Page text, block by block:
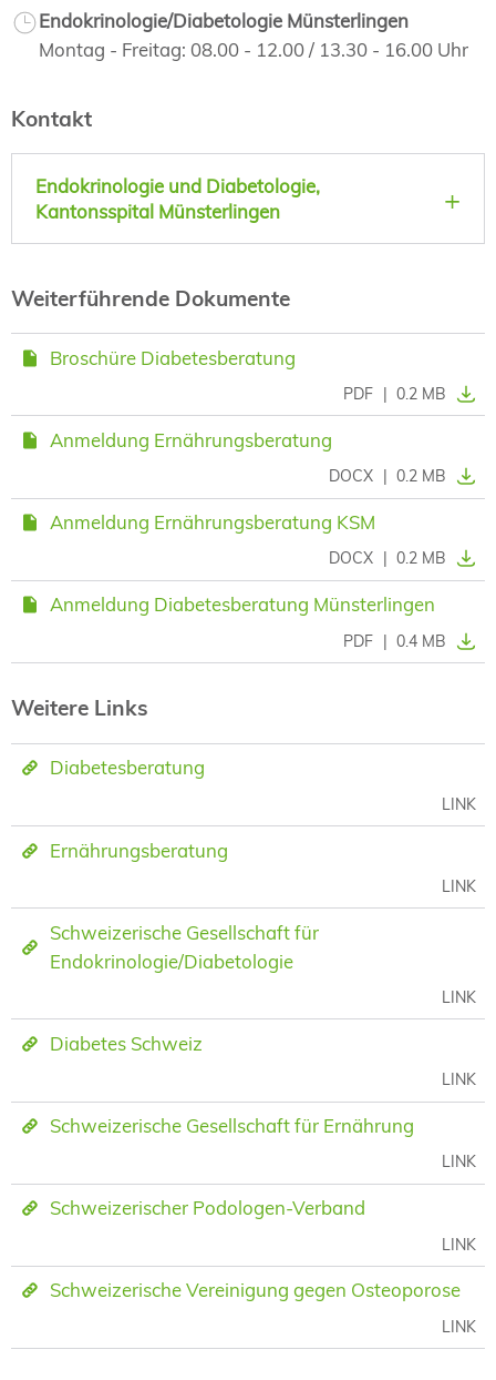
Endokrinologie/Diabetologie Münsterlingen
Montag - Freitag: 08.00 - 12.00 / 13.30 - 16.00 Uhr
Kontakt
Endokrinologie und Diabetologie,
Kantonsspital Münsterlingen
Weiterführende Dokumente
Broschüre Diabetesberatung
PDF | 0.2 MB
Anmeldung Ernährungsberatung
DOCX | 0.2 MB
Anmeldung Ernährungsberatung KSM
DOCX | 0.2 MB
Anmeldung Diabetesberatung Münsterlingen
PDF | 0.4 MB
Weitere Links
Diabetesberatung
LINK
Ernährungsberatung
LINK
Schweizerische Gesellschaft für
Endokrinologie/Diabetologie
LINK
Diabetes Schweiz
LINK
Schweizerische Gesellschaft für Ernährung
LINK
Schweizerischer Podologen-Verband
LINK
Schweizerische Vereinigung gegen Osteoporose
LINK